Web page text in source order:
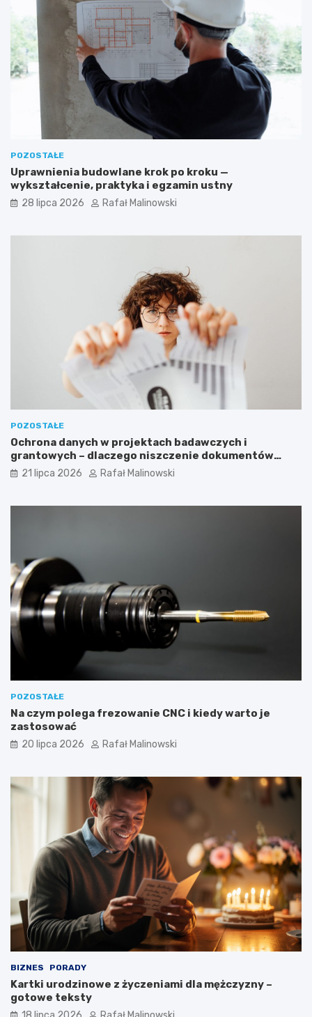
POZOSTAŁE
Uprawnienia budowlane krok po kroku —
wykształcenie, praktyka i egzamin ustny
28 lipca 2026 Rafał Malinowski
POZOSTAŁE
Ochrona danych w projektach badawczych i
grantowych – dlaczego niszczenie dokumentów
musi być częścią procedury?
21 lipca 2026 Rafał Malinowski
POZOSTAŁE
Na czym polega frezowanie CNC i kiedy warto je
zastosować
20 lipca 2026 Rafał Malinowski
BIZNES PORADY
Kartki urodzinowe z życzeniami dla mężczyzny –
gotowe teksty